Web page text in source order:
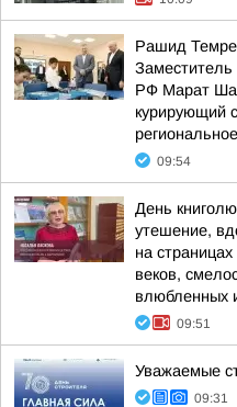
Рашид
РФ Марат
курирующий
09:54
День
утешение,
на
веков,
влюбленных
09:51
Уважаемые
09:31